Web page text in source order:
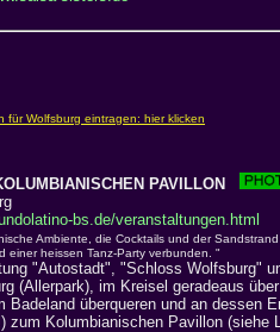
PAVILLON
bs.de/veranstaltungen.html
Ambiente, die Cocktails und der Sandstrand
einer heissen Tanz-Party verbunden. "
"Autostadt", "Schloss Wolfsburg"
(Allerpark), im Kreisel geradeaus
Badeland überqueren und an dessen
zum Kolumbianischen Pavillon (siehe